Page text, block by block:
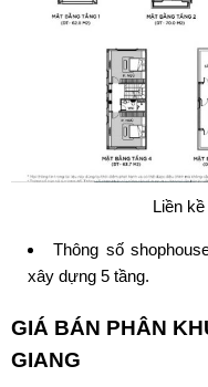
Liền
Thông số
xây dựng 5 tầng.
GIÁ BÁN PHÂN
GIANG